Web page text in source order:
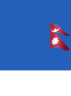
सम्म)
तथा